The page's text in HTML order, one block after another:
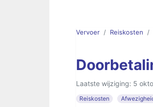
Vervoer Reiskosten
Laatste wijziging: 5
Reiskosten